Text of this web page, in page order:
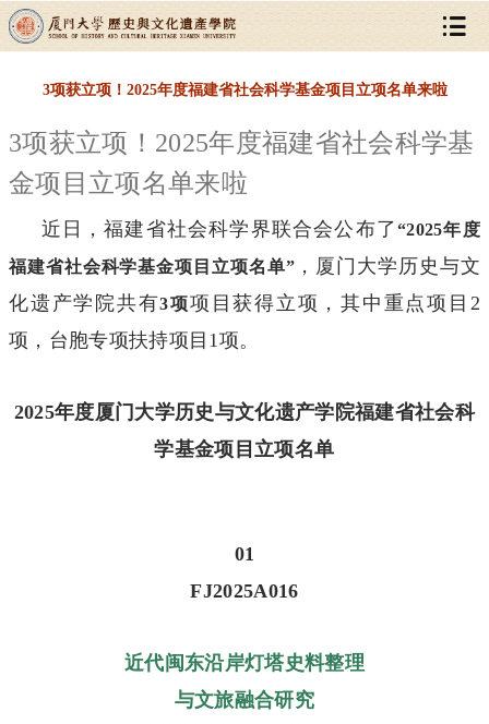
3项获立项！2025年度福建省社会科学基金项目立项名单来啦
3项获立项！2025年度福建省社会科学基
金项目立项名单来啦
近日，福建省社会科学界联合会公布了“2025年度
福建省社会科学基金项目立项名单”，厦门大学历史与文
化遗产学院共有3项项目获得立项，其中重点项目2
项，台胞专项扶持项目1项。
2025年度厦门大学历史与文化遗产学院福建省社会科
学基金项目 立项名单
01
FJ2025A016
近代闽东沿岸灯塔史料整理
与文旅融合研究